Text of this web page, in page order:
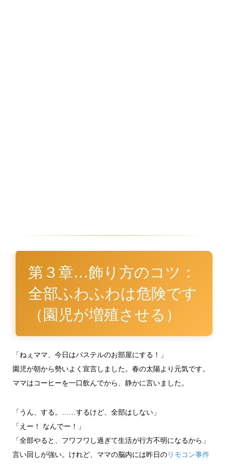
第３章…飾り方のコツ：
全部ふわふわは危険です
（園児が増殖させる）
「ねぇママ、今日はパステルのお部屋にする！」
園児が朝から勢いよく宣言しました。春の太陽より元気です。
ママはコーヒーを一口飲んでから、静かに言いました。
「うん、する。……するけど、全部はしない」
「えー！ なんでー！」
「全部やると、フワフワし過ぎて生活が行方不明になるから」
言い回しが強い。けれど、ママの脳内には昨日のリモコン事件